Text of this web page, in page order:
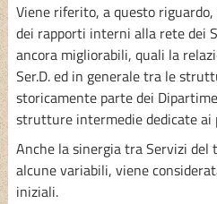
Viene riferito, a questo
dei rapporti interni alla rete dei
ancora migliorabili, quali la
Ser.D. ed in generale tra le
storicamente parte dei
strutture intermedie dedicate ai
Anche la sinergia tra Servizi del
alcune variabili, viene
iniziali.